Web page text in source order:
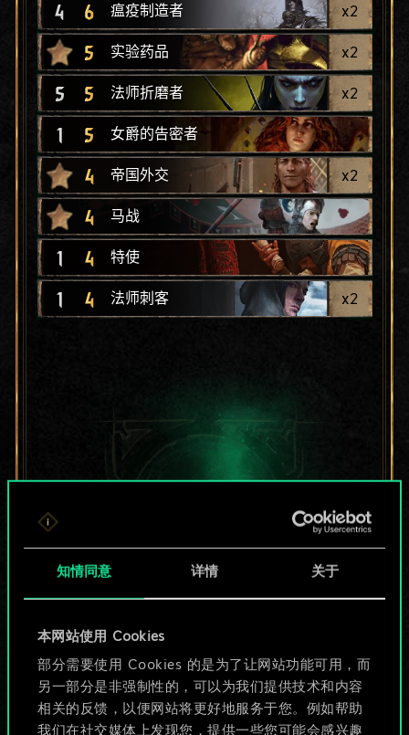
知情同意 详情 关于
本网站使用 Cookies
部分需要使用 Cookies 的是为了让网站功能可用，而
另一部分是非强制性的，可以为我们提供技术和内容
相关的反馈，以便网站将更好地服务于您。例如帮助
我们在社交媒体上发现您，提供一些您可能会感兴趣
4 6 瘟疫制造者 x2
5 实验药品 x2
5 5 法师折磨者 x2
1 5 女爵的告密者
4 帝国外交 x2
4 马战
1 4 特使
1 4 法师刺客 x2
目前只是分享了一套
牌，但能做的不止这